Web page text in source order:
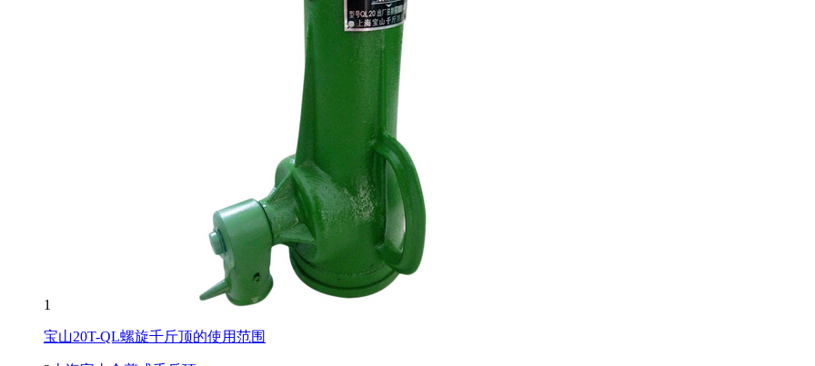
1
宝山20T-QL螺旋千斤顶的使用范围